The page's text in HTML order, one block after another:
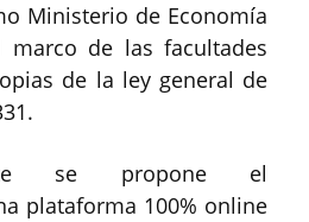
Ministerio de Economía
marco de las facultades
de la ley general de
se propone el
plataforma 100% online